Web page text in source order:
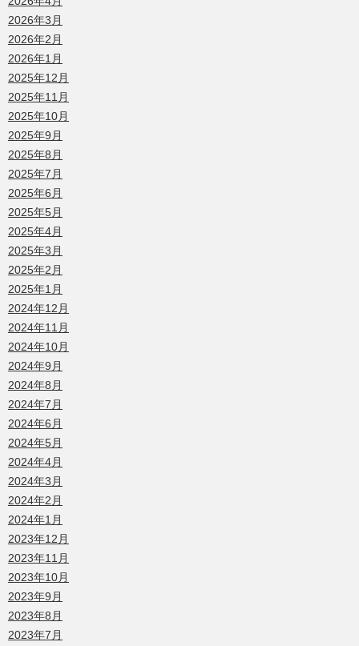
2026年3月
2026年2月
2026年1月
2025年12月
2025年11月
2025年10月
2025年9月
2025年8月
2025年7月
2025年6月
2025年5月
2025年4月
2025年3月
2025年2月
2025年1月
2024年12月
2024年11月
2024年10月
2024年9月
2024年8月
2024年7月
2024年6月
2024年5月
2024年4月
2024年3月
2024年2月
2024年1月
2023年12月
2023年11月
2023年10月
2023年9月
2023年8月
2023年7月